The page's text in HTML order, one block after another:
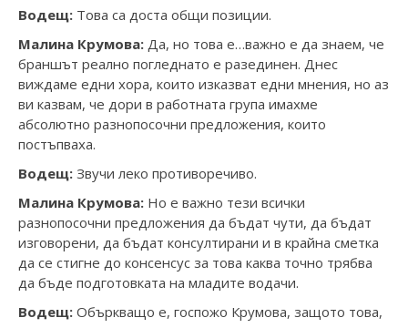
Водещ: Това са доста общи позиции.
Малина Крумова: Да, но това е…важно е да знаем, че
браншът реално погледнато е разединен. Днес
виждаме едни хора, които изказват едни мнения, но аз
ви казвам, че дори в работната група имахме
абсолютно разнопосочни предложения, които
постъпваха.
Водещ: Звучи леко противоречиво.
Малина Крумова: Но е важно тези всички
разнопосочни предложения да бъдат чути, да бъдат
изговорени, да бъдат консултирани и в крайна сметка
да се стигне до консенсус за това каква точно трябва
да бъде подготовката на младите водачи.
Водещ: Объркващо е, госпожо Крумова, защото това,